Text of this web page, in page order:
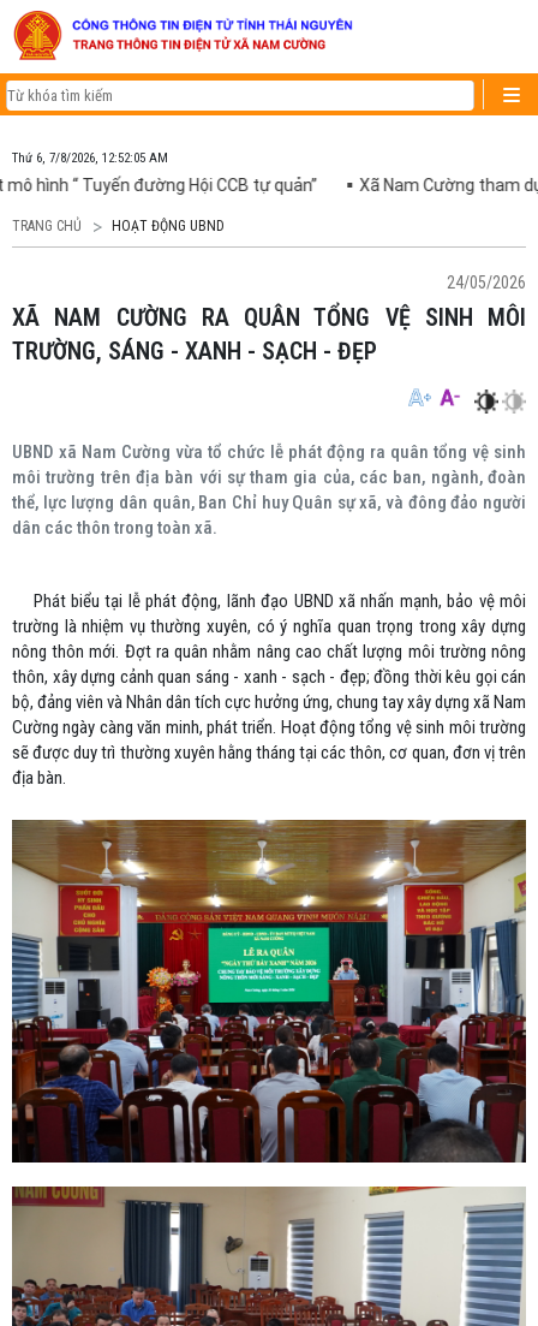
Thứ 6, 7/8/2026, 12:52:06 AM
Tuyến đường Hội CCB tự quản” Xã Nam Cường tham dự Hội
TRANG CHỦ HOẠT ĐỘNG UBND
24/05/2026
XÃ NAM CƯỜNG RA QUÂN TỔNG VỆ SINH MÔI
TRƯỜNG, SÁNG - XANH - SẠCH - ĐẸP
UBND xã Nam Cường vừa tổ chức lễ phát động ra quân tổng vệ sinh
môi trường trên địa bàn với sự tham gia của, các ban, ngành, đoàn
thể, lực lượng dân quân, Ban Chỉ huy Quân sự xã, và đông đảo người
dân các thôn trong toàn xã.
Phát biểu tại lễ phát động, lãnh đạo UBND xã nhấn mạnh, bảo vệ môi
trường là nhiệm vụ thường xuyên, có ý nghĩa quan trọng trong xây dựng
nông thôn mới. Đợt ra quân nhằm nâng cao chất lượng môi trường nông
thôn, xây dựng cảnh quan sáng - xanh - sạch - đẹp; đồng thời kêu gọi cán
bộ, đảng viên và Nhân dân tích cực hưởng ứng, chung tay xây dựng xã Nam
Cường ngày càng văn minh, phát triển. Hoạt động tổng vệ sinh môi trường
sẽ được duy trì thường xuyên hằng tháng tại các thôn, cơ quan, đơn vị trên
địa bàn.